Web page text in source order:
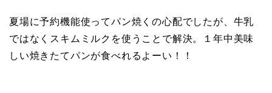
夏場に予約機能使ってパン焼くの心配でしたが、牛乳
ではなくスキムミルクを使うことで解決。１年中美味
しい焼きたてパンが食べれるよーい！！